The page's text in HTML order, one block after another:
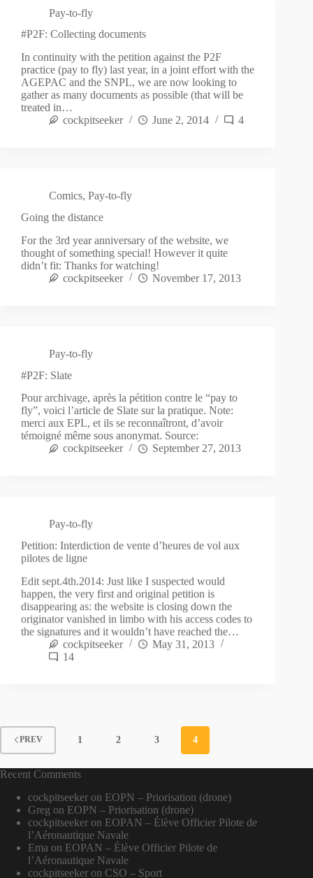
Pay-to-fly
#P2F: Collecting documents
In continuity with the petition against the P2F
practice (pay to fly) last year, in a joint effort with the
AGEPAC and the SNPL, we are now looking to
gather as many documents as possible (that will be
treated in…
cockpitseeker
June 2, 2014 4
Comics, Pay-to-fly
Going the distance
For the 3rd year anniversary of the website, we
thought of something special! However it quite
didn’t fit: Thanks for watching!
cockpitseeker
November 17, 2013
Pay-to-fly
#P2F: Slate
Pour archivage, après la pétition contre le “pay to
fly”, voici l’article de Slate sur la pratique. Note:
merci aux EPL, et ils se reconnaîtront, d’avoir
témoigné même sous anonymat. Source:
cockpitseeker
September 27, 2013
Pay-to-fly
Petition: Interdiction de vente d’heures de vol aux
pilotes de ligne
Edit sept.4th.2014: Just like I suspected would
happen, the very first and original petition is
disappearing as: the website is closing down the
originator vanished in limbo with his access codes to
the signatures and it wouldn’t have reached the…
cockpitseeker
May 31, 2013
14
PREV 1 2 3 4
Recent Comments
cockpitseeker on EOPN – Priorisation (drone)
Greg on EOPN – Priorisation (drone)
cockpitseeker on EOPAN – Élève Officier Pilote de
l’Aéronautique Navale
Ema on EOPAN – Élève Officier Pilote de
l’Aéronautique Navale
cockpitseeker on CSO – Sport